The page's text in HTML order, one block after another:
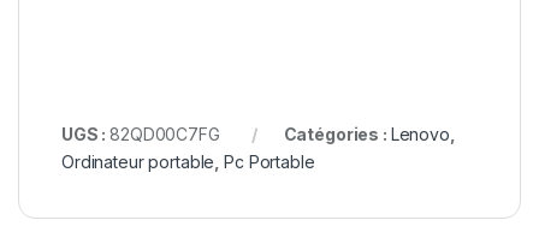
UGS :82QD00C7FG Catégories : Lenovo
Ordinateur portable ,Pc Portable